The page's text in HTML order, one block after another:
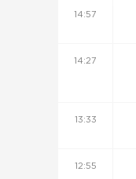
14:57
14:27
13:33
12:55